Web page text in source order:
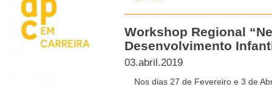
Workshop Regional
Desenvolvimento
03.abril.2019
Nos dias 27 de Fevereiro e 3 de